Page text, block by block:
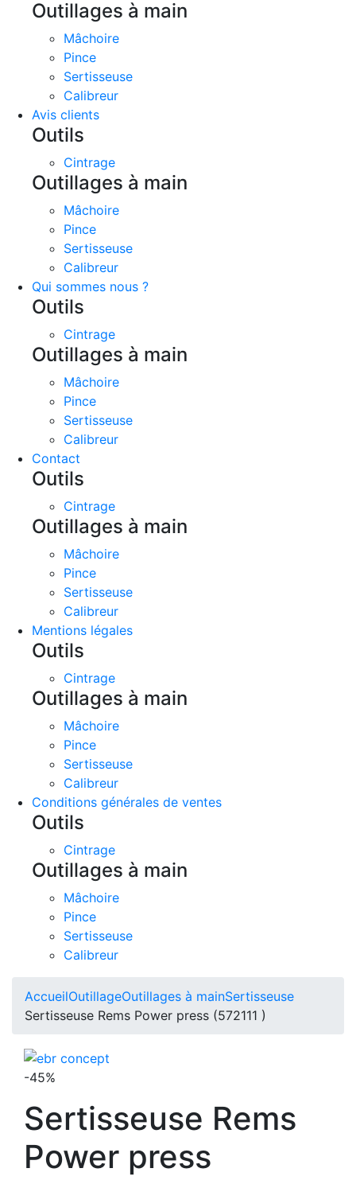
Outillages à main
Mâchoire
Pince
Sertisseuse
Calibreur
Avis clients
Outils
Cintrage
Outillages à main
Mâchoire
Pince
Sertisseuse
Calibreur
Qui sommes nous ?
Outils
Cintrage
Outillages à main
Mâchoire
Pince
Sertisseuse
Calibreur
Contact
Outils
Cintrage
Outillages à main
Mâchoire
Pince
Sertisseuse
Calibreur
Mentions légales
Outils
Cintrage
Outillages à main
Mâchoire
Pince
Sertisseuse
Calibreur
Conditions générales de ventes
Outils
Cintrage
Outillages à main
Mâchoire
Pince
Sertisseuse
Calibreur
AccueilOutillageOutillages à mainSertisseuse
Sertisseuse Rems Power press (572111 )
-45%
Sertisseuse Rems
Power press